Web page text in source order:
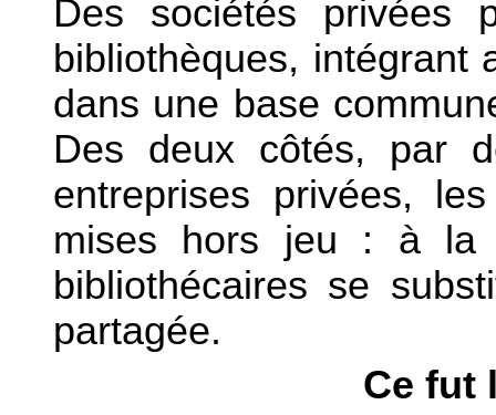
Des sociétés privées
bibliothèques, intégrant
dans une base
Des deux côtés, par
entreprises privées,
mises hors jeu : à la
bibliothécaires se
partagée.
Ce fut